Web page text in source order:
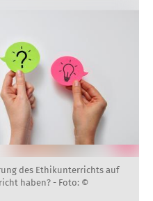
des Ethikunterrichts auf
haben? - Foto: ©